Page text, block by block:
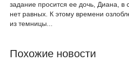
задание просится ее дочь, Диана, в
нет равных. К этому времени
из темницы...
Похожие новости